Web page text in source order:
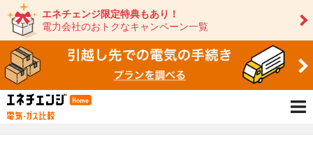
エネチェンジ限定特典もあり！
電力会社のおトクなキャンペーン一覧